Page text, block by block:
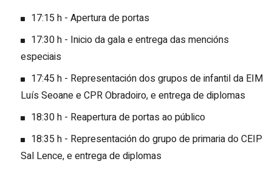
17:15 h - Apertura de portas
17:30 h - Inicio da gala e entrega das mencións
especiais
17:45 h - Representación dos grupos de infantil da EIM
Luís Seoane e CPR Obradoiro, e entrega de diplomas
18:30 h - Reapertura de portas ao público
18:35 h - Representación do grupo de primaria do CEIP
Sal Lence, e entrega de diplomas